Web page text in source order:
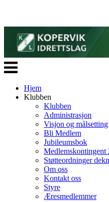
Veksle
navigasjon
Hjem
Klubben
Klubben
Administrasjon
Visjon og målsetting
Bli Medlem
Jubileumsbok
Medlemskontingent
Støtteordninger
Om oss
Kontakt oss
Styre
Æresmedlemmer